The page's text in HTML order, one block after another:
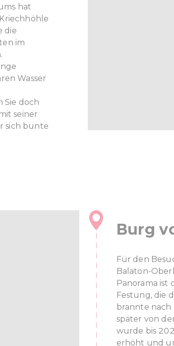
hat
die
im
Wasser
Sie doch
seiner
sich bunte
Burg
Für den
Balaton-
Panorama ist
Festung, die
brannte
später von
wurde bis
erhöht und